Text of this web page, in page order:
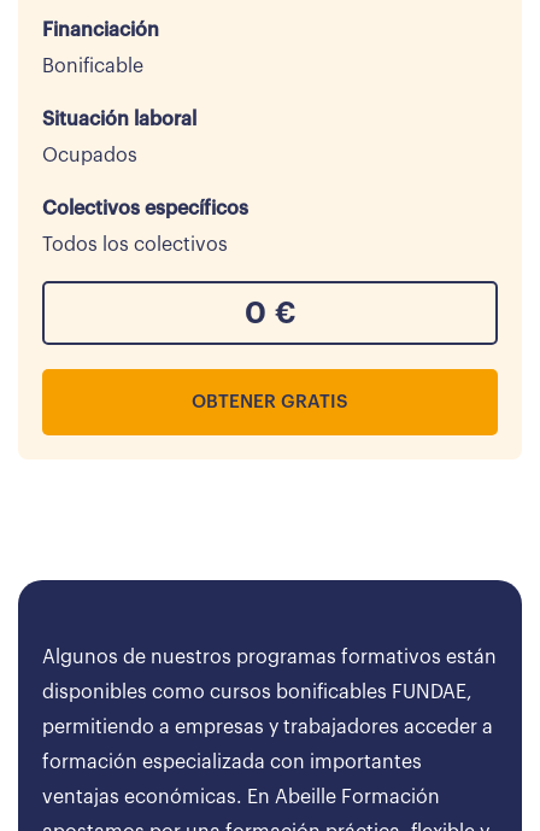
Financiación
Bonificable
Situación laboral
Ocupados
Colectivos específicos
Todos los colectivos
0 €
OBTENER GRATIS
Algunos de nuestros programas formativos están
disponibles como cursos bonificables FUNDAE,
permitiendo a empresas y trabajadores acceder a
formación especializada con importantes
ventajas económicas. En Abeille Formación